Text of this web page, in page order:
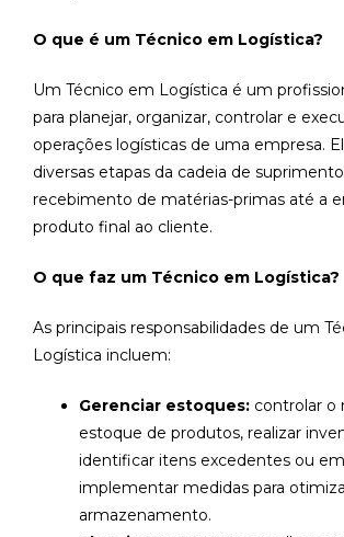
O que é um Técnico em Logística?
Um Técnico em Logística é um
para planejar, organizar, controlar e
operações logísticas de uma empresa.
diversas etapas da cadeia de
recebimento de matérias-primas até a
produto final ao cliente.
O que faz um Técnico em Logística?
As principais responsabilidades de um
Logística incluem:
Gerenciar estoques: controlar o
estoque de produtos, realizar
identificar itens excedentes ou
implementar medidas para
armazenamento.